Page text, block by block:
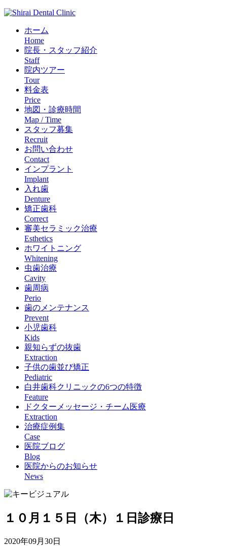
ホーム
Home
院長・スタッフ紹介
Staff
院内ツアー
Tour
料金表
Price
地図・診療時間
Map / Time
スタッフ募集
Recruit
お問い合わせ
Contact
インプラント
Implant
入れ歯
Denture
矯正歯科
Correct
審美セラミック治療
Esthetics
ホワイトニング
Whitening
虫歯治療
Cavity
歯周病
Perio
歯のメンテナンス
Prevent
小児歯科
Kids
親知らずの抜歯
Extraction
子供の歯並び矯正
Pediatric
白井歯科クリニックの6つの特徴
Feature
ドクターメッセージ・チーム医療
Extraction
治療症例集
Case
医院ブログ
Blog
医院からのお知らせ
News
１０月１５日（木）１日診療日
2020年09月30日